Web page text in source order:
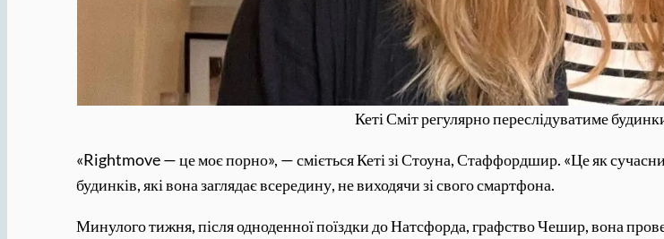
Кеті Сміт регулярно переслідуватиме
«Rightmove — це моє порно», — сміється Кеті зі Стоуна, Стаффордшир. «Це як
будинків, які вона заглядає всередину, не виходячи зі свого смартфона.
Минулого тижня, після одноденної поїздки до Натсфорда, графство Чешир, вона